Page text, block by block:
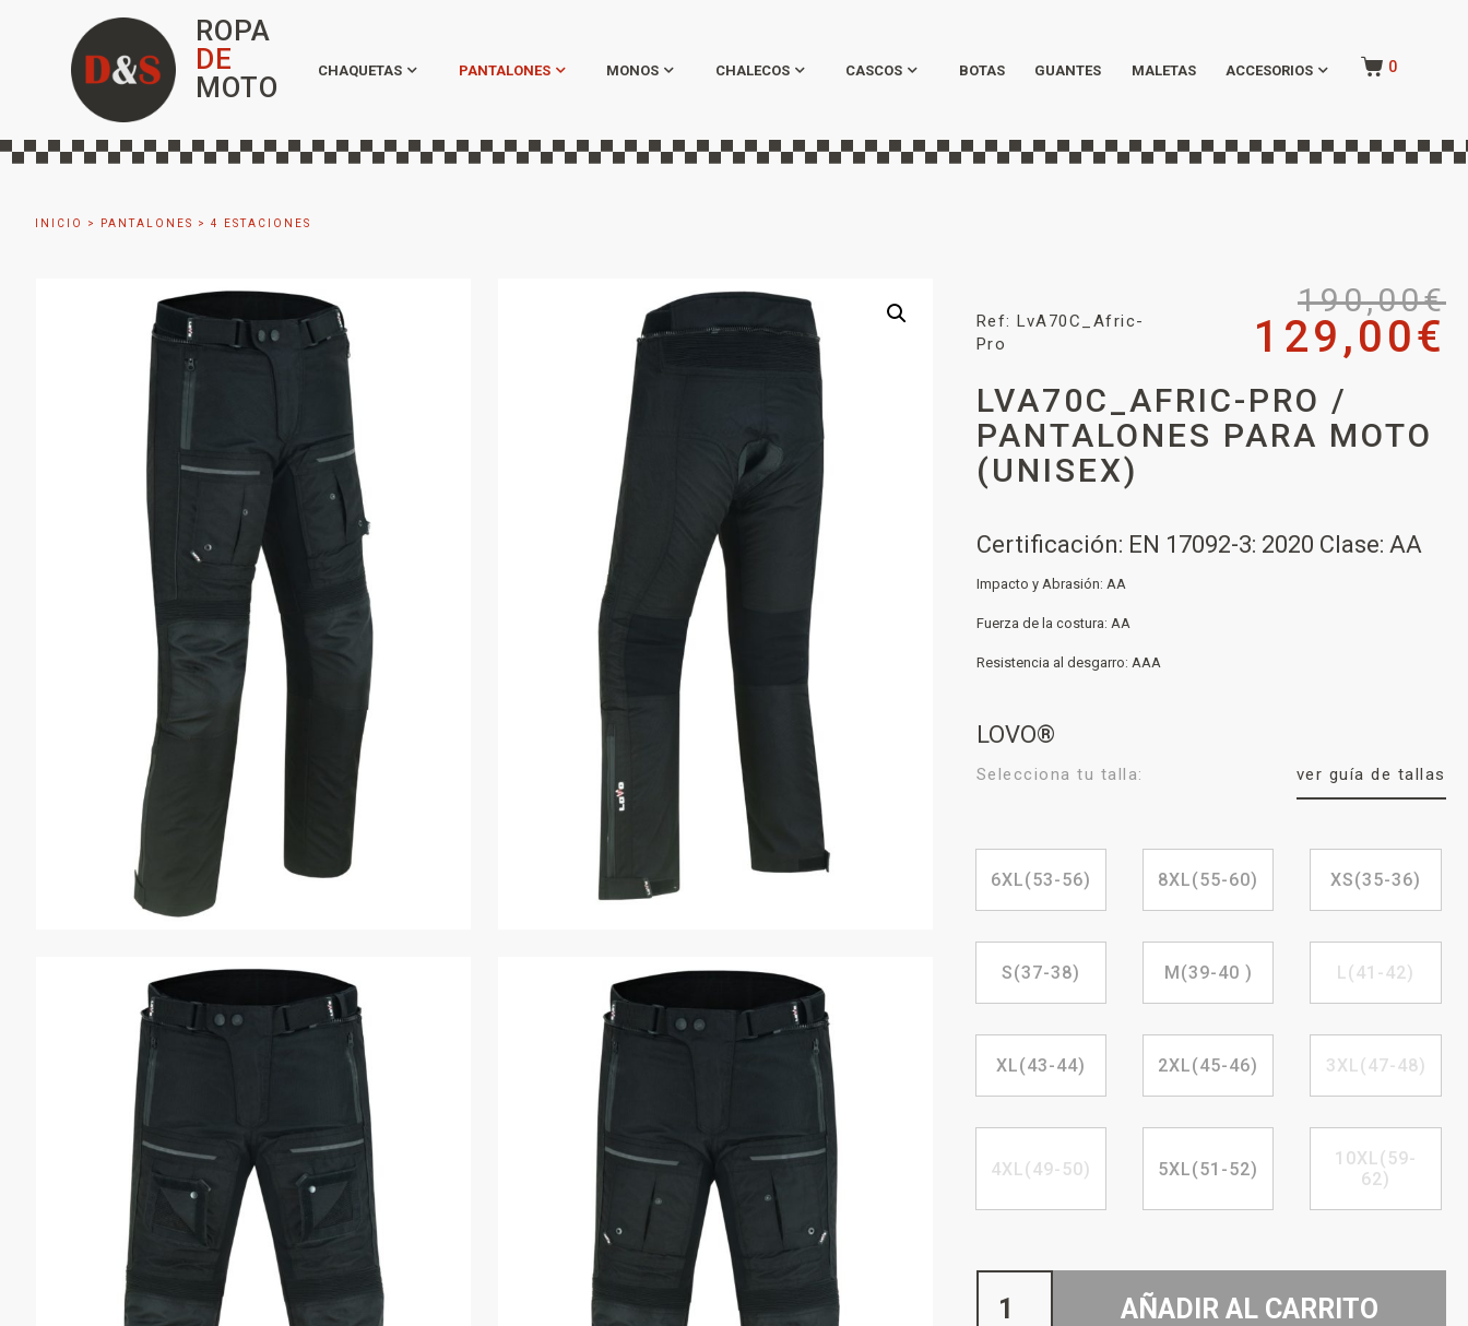
ROPA
DE
MOTO
CHAQUETAS PANTALONES MONOS CHALECOS CASCOS BOTAS GUANTES MALETAS ACCESORIOS 0
INICIO > PANTALONES > 4 ESTACIONES
Ref: LvA70C_Afric-
Pro
190,00€
129,00€
LVA70C_AFRIC-PRO /
PANTALONES PARA MOTO
(UNISEX)
Certificación: EN 17092-3: 2020 Clase: AA
Impacto y Abrasión: AA
Fuerza de la costura: AA
Resistencia al desgarro: AAA
LOVO®
Selecciona tu talla: ver guía de tallas
6XL(53-56) 8XL(55-60) XS(35-36)
S(37-38) M(39-40 ) L(41-42)
XL(43-44) 2XL(45-46) 3XL(47-48)
4XL(49-50) 5XL(51-52)
10XL(59-
62)
AÑADIR AL CARRITO